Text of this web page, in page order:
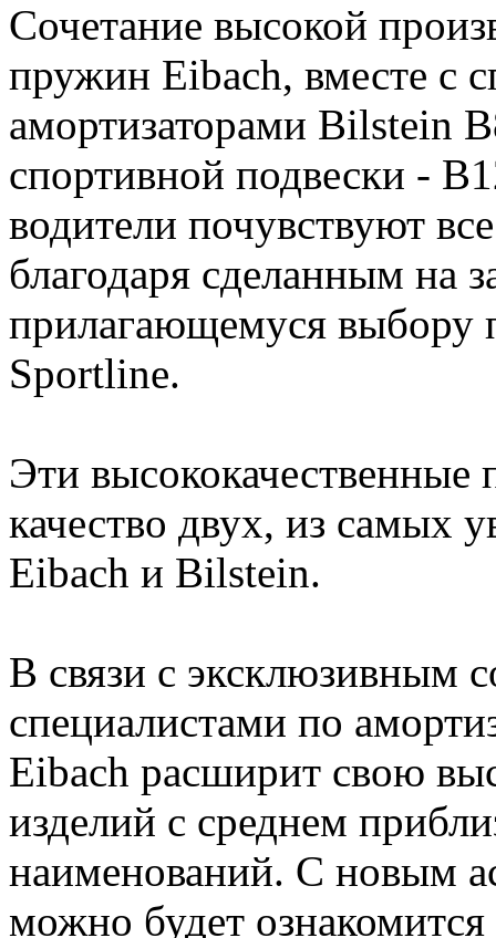
Сочетание высокой
пружин Eibach, вместе с
амортизаторами Bilstein
спортивной подвески -
водители почувствуют
благодаря сделанным на
прилагающемуся
Sportline.
Эти
качество двух, из самых
Eibach и Bilstein.
В связи с эксклюзивным
специалистами по
Eibach расширит свою
изделий с среднем
наименований. С новым
можно будет